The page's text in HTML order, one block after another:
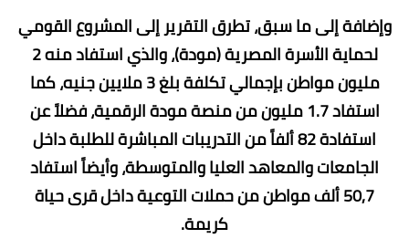
وإضافة إلى ما سبق، تطرق التقرير إلى المشروع القومي
لحماية الأسرة المصرية (مودة)، والذي استفاد منه 2
مليون مواطن بإجمالي تكلفة بلغ 3 ملايين جنيه، كما
استفاد 1.7 مليون من منصة مودة الرقمية، فضلاً عن
استفادة 82 ألفاً من التدريبات المباشرة للطلبة داخل
الجامعات والمعاهد العليا والمتوسطة، وأيضاً استفاد
50,7 ألف مواطن من حملات التوعية داخل قرى حياة
كريمة.